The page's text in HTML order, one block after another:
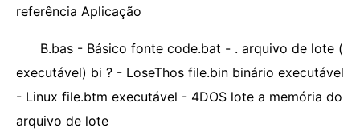
referência Aplicação
B.bas - Básico fonte code.bat - . arquivo de lote (
executável) bi ? - LoseThos file.bin binário executável
- Linux file.btm executável - 4DOS lote a memória do
arquivo de lote